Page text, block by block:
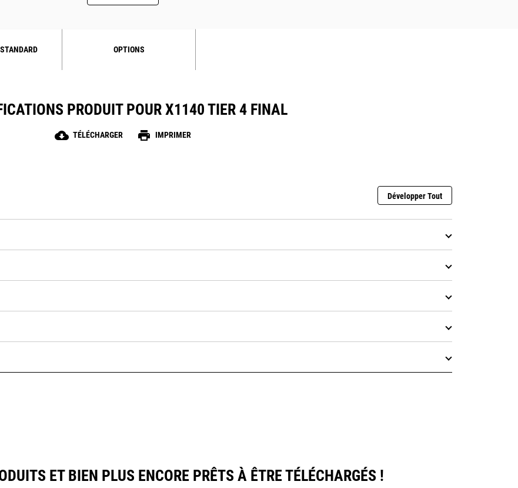
OPTIONS
PRODUIT POUR X1140 TIER 4 FINAL
cloud_download TÉLÉCHARGER print IMPRIMER
Développer Tout
ET BIEN PLUS ENCORE PRÊTS À ÊTRE TÉLÉCHARGÉS !